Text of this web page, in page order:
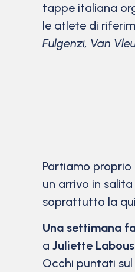
tappe italiana
le atlete di
Fulgenzi, Van
Partiamo
un arrivo in
soprattutto la
Una settimana
a Juliette Labous
Occhi puntati